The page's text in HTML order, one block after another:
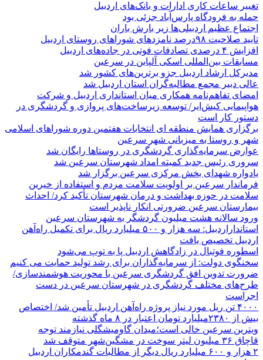
تغییر ساعات کاری ادارات و بانک‌های اردبیل
حمله به فرودگاه پارس‌‌آباد جزئی بود
اجتماع عظیم اردبیلی‌ها زیر بارش باران
تایید صلاحیت ۹۸درصد نامزدهای شوراهای روستای اردبیل
افزایش ۴ درصدی تصادفات فوتی در جاده‌های اردبیل
مسابقات بین‌المللی اسکی آلپاین در سرعین
مدیرکل ارشاد اردبیل جزو برترین‌های کشور شد
عالی دبیر مجمع مطالبه‌گران استان اردبیل شد
امضای تفاهم‌نامه همکاری میان استانداری اردبیل و شرکت
هواپیمایی کیش‌ایر/ توسعه زیرساخت‌های پروازی و گردشگری در
دستور کار است
برگزاری همایش منطقه ای انتخابات هفتمین دوره شوراهای اسلامی
شهر و روستا به میزبانی شهر سرعین
عوارض سرمایه‌گذاری گردشگری در روستاها رایگان شد
سروری رئیس جدید کمیته امداد شهرستان سرعین شد
یادواره شهدای بخش مرکزی سرعین برگزار شد
فرماندار سرعین بر اولویت سلامت مردم و استفاده از خیرین
سلامت در حوزه بهداشت و درمان شهرستان تأکید کرد/ احداث
بیمارستان سرعین ضرورتی انکار ناپذیر است
ورود سالانه هشت میلیون گردشگر به شهرستان سرعین
استانداراردبیل: سه هزار و ۵۰۰ میلیارد ریال برای تکمیل راه‌آهن
اردبیل تخصیص یافت
اسطوره فوتبال در زادگاهش اردبیل پا به توپ می‌شود
سخنگوی دولت: از سرمایه‌گذاران برای رشد تولید حمایت می کنیم
ضرورت تدوین افق گردشگری سرعین با محوریت هوشمندسازی/
طرح‌های مختلف گردشگری در شهرستان سرعین در دست
اجراست
۴۰۰۰ تن ریل مورد نیاز پروژه راه‌آهن اردبیل تأمین شد/ اختصاص
بیش از ۲۳۸۰میلیارد تومان اعتبار در ۸ ماه گذشته
ویترین سرعین خالی است؛میدان گاومیشگلی نیازمند توجه
قاچاق ۳۶ میلیون لیتر سوخت در مشگین‌شهر متوقف شد
۲ هزار و ۶۰۰‌ میلیارد ریال دیگر از مطالبات گندمکاران اردبیل